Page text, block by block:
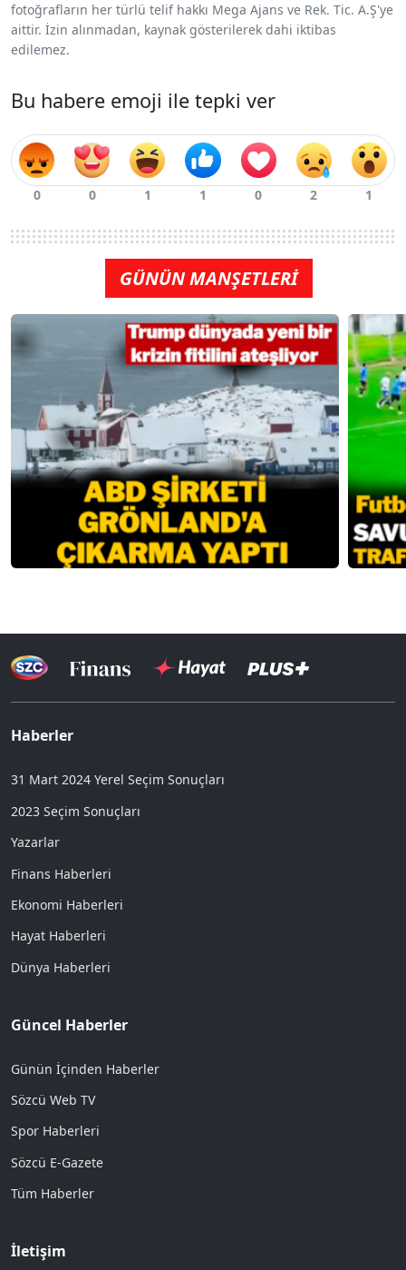
fotoğrafların her türlü telif hakkı Mega Ajans ve Rek. Tic. A.Ş'ye
aittir. İzin alınmadan, kaynak gösterilerek dahi iktibas
edilemez.
Bu habere emoji ile tepki ver
GÜNÜN MANŞETLERİ
Haberler
31 Mart 2024 Yerel Seçim Sonuçları
2023 Seçim Sonuçları
Yazarlar
Finans Haberleri
Ekonomi Haberleri
Hayat Haberleri
Dünya Haberleri
Güncel Haberler
Günün İçinden Haberler
Sözcü Web TV
Spor Haberleri
Sözcü E-Gazete
Tüm Haberler
İletişim